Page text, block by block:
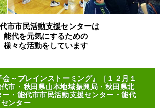
市市民活動支援センターは
能代を元気にするための
様々な活動をしています
会～ブレインストーミング』［１２月１
市・秋田県山本地域振興局・秋田県北
ー・能代市市民活動支援センター・能代
ンター